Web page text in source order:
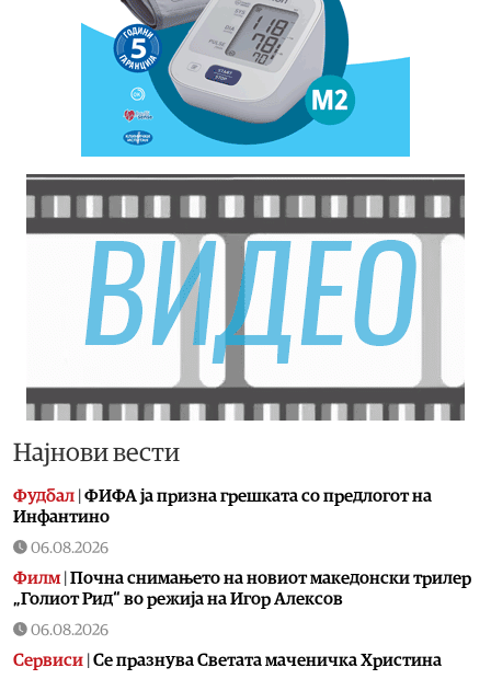
Најнови вести
Фудбал | ФИФА ја призна грешката со предлогот на
Инфантино
06.08.2026
Филм | Почна снимањето на новиот македонски трилер
„Голиот Рид“ во режија на Игор Алексов
06.08.2026
Сервиси | Се празнува Светата маченичка Христина